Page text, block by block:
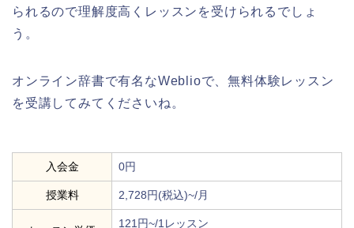
られるので理解度高くレッスンを受けられるでしょ
う。
オンライン辞書で有名なWeblioで、無料体験レッスン
を受講してみてくださいね。
入会金 0円
授業料 2,728円(税込)~/月
121円~/1レッスン